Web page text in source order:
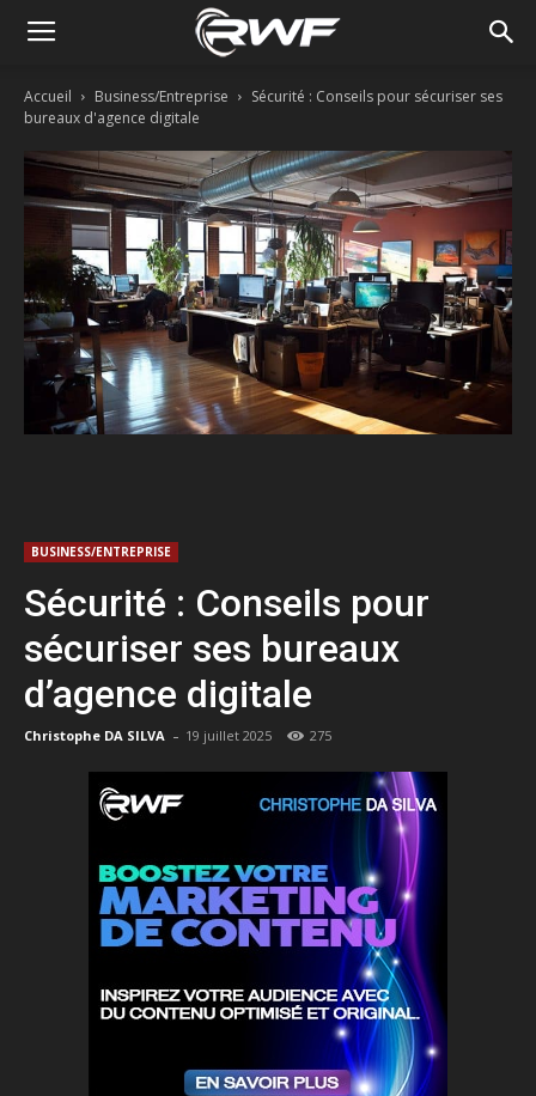
Accueil Business/Entreprise
Sécurité : Conseils pour sécuriser ses
bureaux d'agence digitale
BUSINESS/ENTREPRISE
Sécurité : Conseils pour
sécuriser ses bureaux
d’agence digitale
Christophe DA SILVA - 19 juillet 2025 275